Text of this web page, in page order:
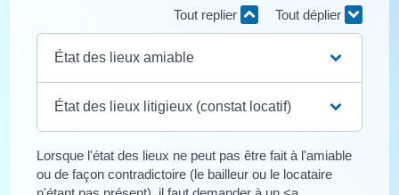
Tout replier Tout déplier
État des lieux amiable
État des lieux litigieux (constat locatif)
Lorsque l'état des lieux ne peut pas être fait à l'amiable
ou de façon contradictoire (le bailleur ou le locataire